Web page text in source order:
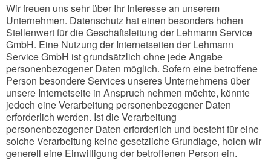
Wir freuen uns sehr über Ihr Interesse an unserem
Unternehmen. Datenschutz hat einen besonders hohen
Stellenwert für die Geschäftsleitung der Lehmann Service
GmbH. Eine Nutzung der Internetseiten der Lehmann
Service GmbH ist grundsätzlich ohne jede Angabe
personenbezogener Daten möglich. Sofern eine betroffene
Person besondere Services unseres Unternehmens über
unsere Internetseite in Anspruch nehmen möchte, könnte
jedoch eine Verarbeitung personenbezogener Daten
erforderlich werden. Ist die Verarbeitung
personenbezogener Daten erforderlich und besteht für eine
solche Verarbeitung keine gesetzliche Grundlage, holen wir
generell eine Einwilligung der betroffenen Person ein.